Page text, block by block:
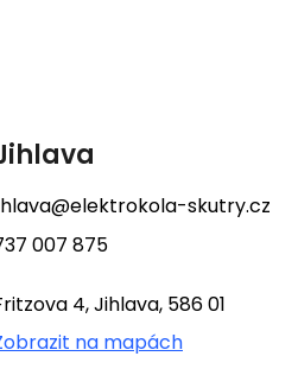
skutry.cz
007 875
4, Jihlava, 586 01
na mapách